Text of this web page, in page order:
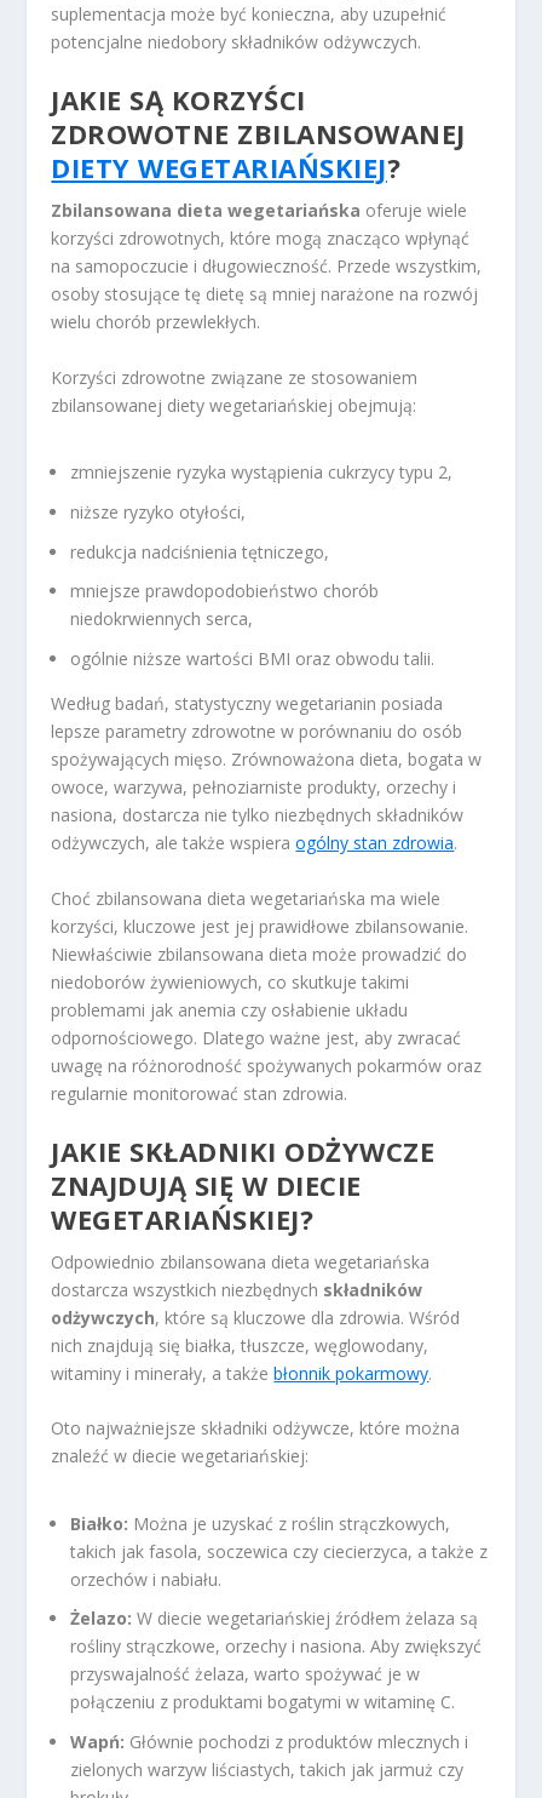
suplementacja może być konieczna, aby uzupełnić
potencjalne niedobory składników odżywczych.
JAKIE SĄ KORZYŚCI
ZDROWOTNE ZBILANSOWANEJ
DIETY WEGETARIAŃSKIEJ?
Zbilansowana dieta wegetariańska oferuje wiele
korzyści zdrowotnych, które mogą znacząco wpłynąć
na samopoczucie i długowieczność. Przede wszystkim,
osoby stosujące tę dietę są mniej narażone na rozwój
wielu chorób przewlekłych.
Korzyści zdrowotne związane ze stosowaniem
zbilansowanej diety wegetariańskiej obejmują:
zmniejszenie ryzyka wystąpienia cukrzycy typu 2,
niższe ryzyko otyłości,
redukcja nadciśnienia tętniczego,
mniejsze prawdopodobieństwo chorób
niedokrwiennych serca,
ogólnie niższe wartości BMI oraz obwodu talii.
Według badań, statystyczny wegetarianin posiada
lepsze parametry zdrowotne w porównaniu do osób
spożywających mięso. Zrównoważona dieta, bogata w
owoce, warzywa, pełnoziarniste produkty, orzechy i
nasiona, dostarcza nie tylko niezbędnych składników
odżywczych, ale także wspieraogólny stan zdrowia.
Choć zbilansowana dieta wegetariańska ma wiele
korzyści, kluczowe jest jej prawidłowe zbilansowanie.
Niewłaściwie zbilansowana dieta może prowadzić do
niedoborów żywieniowych, co skutkuje takimi
problemami jak anemia czy osłabienie układu
odpornościowego. Dlatego ważne jest, aby zwracać
uwagę na różnorodność spożywanych pokarmów oraz
regularnie monitorować stan zdrowia.
JAKIE SKŁADNIKI ODŻYWCZE
ZNAJDUJĄ SIĘ W DIECIE
WEGETARIAŃSKIEJ?
Odpowiednio zbilansowana dieta wegetariańska
dostarcza wszystkich niezbędnych składników
odżywczych, które są kluczowe dla zdrowia. Wśród
nich znajdują się białka, tłuszcze, węglowodany,
witaminy i minerały, a takżebłonnik pokarmowy.
Oto najważniejsze składniki odżywcze, które można
znaleźć w diecie wegetariańskiej:
Białko: Można je uzyskać z roślin strączkowych,
takich jak fasola, soczewica czy ciecierzyca, a także z
orzechów i nabiału.
Żelazo: W diecie wegetariańskiej źródłem żelaza są
rośliny strączkowe, orzechy i nasiona. Aby zwiększyć
przyswajalność żelaza, warto spożywać je w
połączeniu z produktami bogatymi w witaminę C.
Wapń: Głównie pochodzi z produktów mlecznych i
zielonych warzyw liściastych, takich jak jarmuż czy